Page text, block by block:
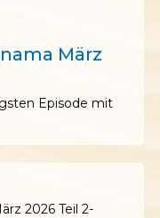
März
Episode mit